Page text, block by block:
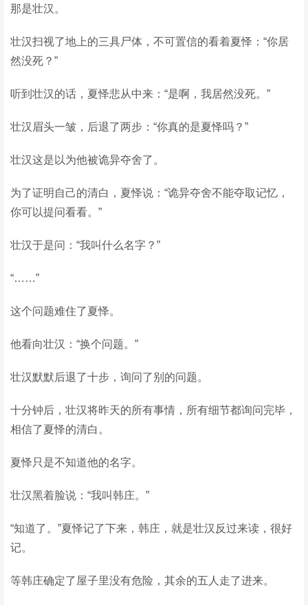
那是壮汉。
壮汉扫视了地上的三具尸体，不可置信的看着夏怿：“你居
然没死？”
听到壮汉的话，夏怿悲从中来：“是啊，我居然没死。”
壮汉眉头一皱，后退了两步：“你真的是夏怿吗？”
壮汉这是以为他被诡异夺舍了。
为了证明自己的清白，夏怿说：“诡异夺舍不能夺取记忆，
你可以提问看看。”
壮汉于是问：“我叫什么名字？”
“……”
这个问题难住了夏怿。
他看向壮汉：“换个问题。”
壮汉默默后退了十步，询问了别的问题。
十分钟后，壮汉将昨天的所有事情，所有细节都询问完毕，
相信了夏怿的清白。
夏怿只是不知道他的名字。
壮汉黑着脸说：“我叫韩庄。”
“知道了。”夏怿记了下来，韩庄，就是壮汉反过来读，很好
记。
等韩庄确定了屋子里没有危险，其余的五人走了进来。